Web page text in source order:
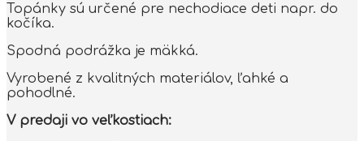
Topánky sú určené pre nechodiace deti napr. do
kočíka.
Spodná podrážka je mäkká.
Vyrobené z kvalitných materiálov, ľahké a
pohodlné.
V predaji vo veľkostiach: